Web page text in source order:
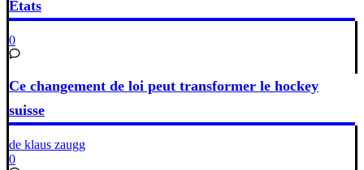
Etats
0
Ce changement de loi peut transformer le hockey
suisse
de klaus zaugg
0